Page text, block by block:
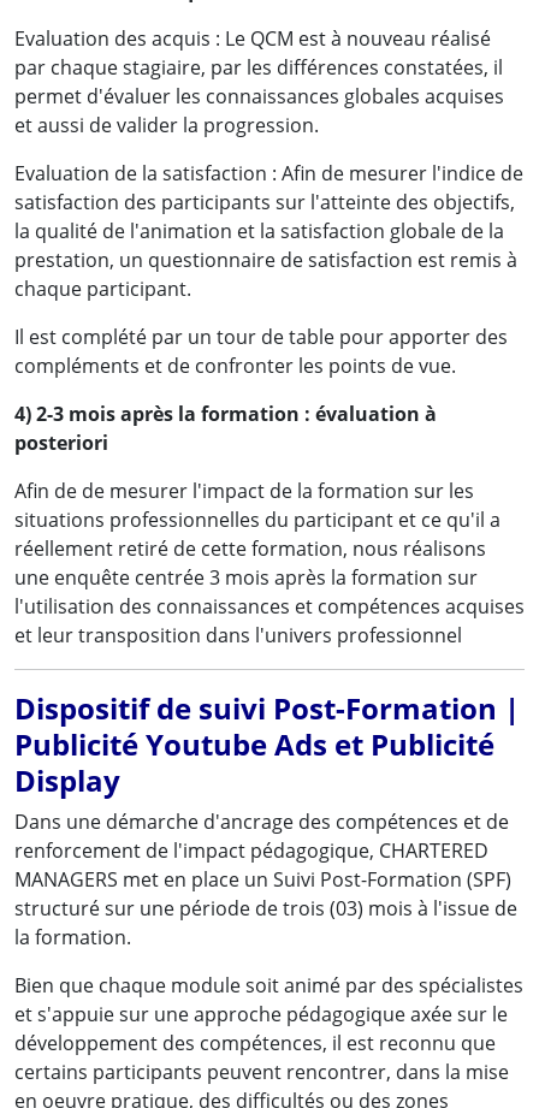
Evaluation des acquis : Le QCM est à nouveau réalisé
par chaque stagiaire, par les différences constatées, il
permet d'évaluer les connaissances globales acquises
et aussi de valider la progression.
Evaluation de la satisfaction : Afin de mesurer l'indice de
satisfaction des participants sur l'atteinte des objectifs,
la qualité de l'animation et la satisfaction globale de la
prestation, un questionnaire de satisfaction est remis à
chaque participant.
Il est complété par un tour de table pour apporter des
compléments et de confronter les points de vue.
4) 2-3 mois après la formation : évaluation à
posteriori
Afin de de mesurer l'impact de la formation sur les
situations professionnelles du participant et ce qu'il a
réellement retiré de cette formation, nous réalisons
une enquête centrée 3 mois après la formation sur
l'utilisation des connaissances et compétences acquises
et leur transposition dans l'univers professionnel
Dispositif de suivi Post-Formation |
Publicité Youtube Ads et Publicité
Display
Dans une démarche d'ancrage des compétences et de
renforcement de l'impact pédagogique, CHARTERED
MANAGERS met en place un Suivi Post-Formation (SPF)
structuré sur une période de trois (03) mois à l'issue de
la formation.
Bien que chaque module soit animé par des spécialistes
et s'appuie sur une approche pédagogique axée sur le
développement des compétences, il est reconnu que
certains participants peuvent rencontrer, dans la mise
en oeuvre pratique, des difficultés ou des zones